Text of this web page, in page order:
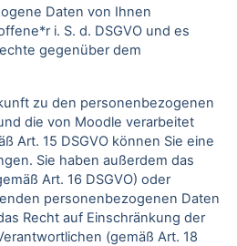
Daten von Ihnen
i. S. d. DSGVO und es
gegenüber dem
zu den personenbezogenen
die von Moodle verarbeitet
Art. 15 DSGVO können Sie eine
Sie haben außerdem das
Art. 16 DSGVO) oder
personenbezogenen Daten
Recht auf Einschränkung der
(gemäß Art. 18